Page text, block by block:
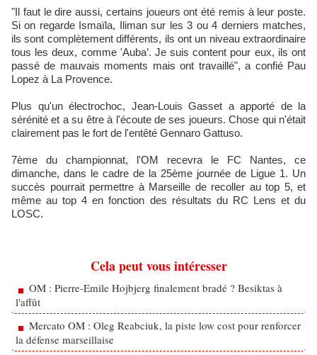
"Il faut le dire aussi, certains joueurs ont été remis à leur poste.
Si on regarde Ismaïla, Iliman sur les 3 ou 4 derniers matches,
ils sont complètement différents, ils ont un niveau extraordinaire
tous les deux, comme 'Auba’. Je suis content pour eux, ils ont
passé de mauvais moments mais ont travaillé", a confié Pau
Lopez à La Provence.
Plus qu'un électrochoc, Jean-Louis Gasset a apporté de la
sérénité et a su être à l'écoute de ses joueurs. Chose qui n'était
clairement pas le fort de l'entêté Gennaro Gattuso.
7ème du championnat, l'OM recevra le FC Nantes, ce
dimanche, dans le cadre de la 25ème journée de Ligue 1. Un
succès pourrait permettre à Marseille de recoller au top 5, et
même au top 4 en fonction des résultats du RC Lens et du
LOSC.
Cela peut vous intéresser
OM : Pierre-Emile Hojbjerg finalement bradé ? Besiktas à
l'affût
Mercato OM : Oleg Reabciuk, la piste low cost pour renforcer
la défense marseillaise